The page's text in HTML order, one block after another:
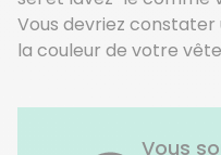
Vous devriez
la couleur de votre
Vous